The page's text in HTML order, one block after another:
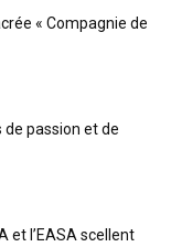
« Compagnie de
de passion et de
et l’EASA scellent